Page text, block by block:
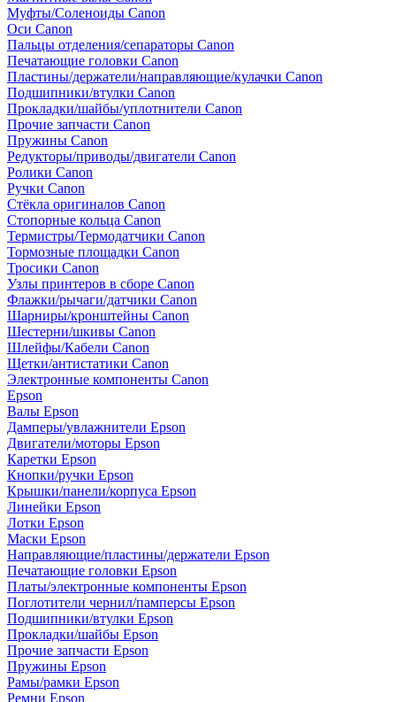
Муфты/Соленоиды Canon
Оси Canon
Пальцы отделения/сепараторы Canon
Печатающие головки Canon
Пластины/держатели/направляющие/кулачки Canon
Подшипники/втулки Canon
Прокладки/шайбы/уплотнители Canon
Прочие запчасти Canon
Пружины Canon
Редукторы/приводы/двигатели Canon
Ролики Canon
Ручки Canon
Стёкла оригиналов Canon
Стопорные кольца Canon
Термистры/Термодатчики Canon
Тормозные площадки Canon
Тросики Canon
Узлы принтеров в сборе Canon
Флажки/рычаги/датчики Canon
Шарниры/кронштейны Canon
Шестерни/шкивы Canon
Шлейфы/Кабели Canon
Щетки/антистатики Canon
Электронные компоненты Canon
Epson
Валы Epson
Дамперы/увлажнители Epson
Двигатели/моторы Epson
Каретки Epson
Кнопки/ручки Epson
Крышки/панели/корпуса Epson
Линейки Epson
Лотки Epson
Маски Epson
Направляющие/пластины/держатели Epson
Печатающие головки Epson
Платы/электронные компоненты Epson
Поглотители чернил/памперсы Epson
Подшипники/втулки Epson
Прокладки/шайбы Epson
Прочие запчасти Epson
Пружины Epson
Рамы/рамки Epson
Ремни Epson